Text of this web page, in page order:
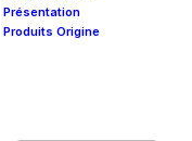
Présentation
Produits Origine